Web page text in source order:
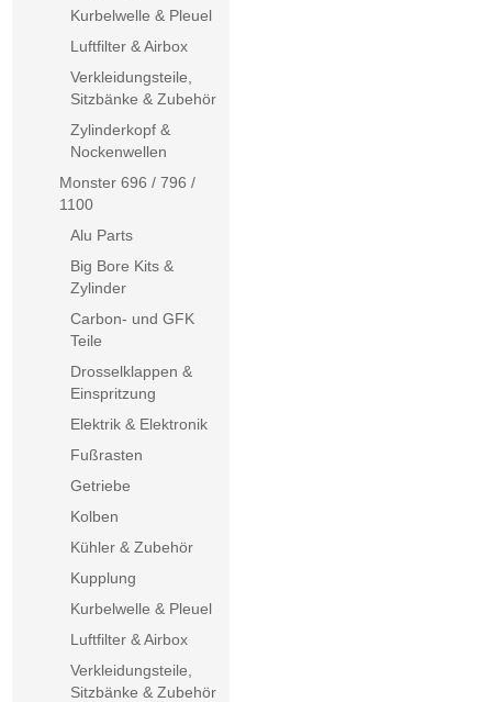
Kurbelwelle & Pleuel
Luftfilter & Airbox
Verkleidungsteile,
Sitzbänke & Zubehör
Zylinderkopf &
Nockenwellen
Monster 696 / 796 /
1100
Alu Parts
Big Bore Kits &
Zylinder
Carbon- und GFK
Teile
Drosselklappen &
Einspritzung
Elektrik & Elektronik
Fußrasten
Getriebe
Kolben
Kühler & Zubehör
Kupplung
Kurbelwelle & Pleuel
Luftfilter & Airbox
Verkleidungsteile,
Sitzbänke & Zubehör